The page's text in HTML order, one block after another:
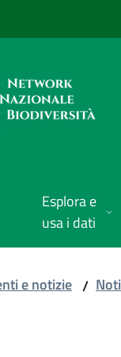
Esplora e
usa i dati
e notizie /